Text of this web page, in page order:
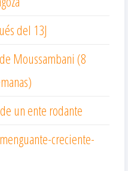
del 13J
Moussambani (8
un ente rodante
creciente-